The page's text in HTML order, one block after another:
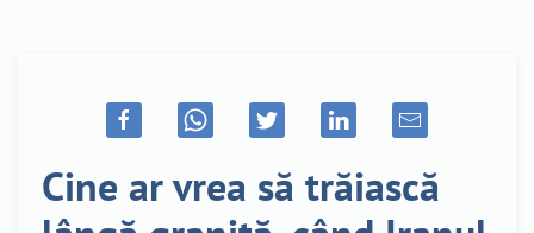
Cine ar vrea să trăiască